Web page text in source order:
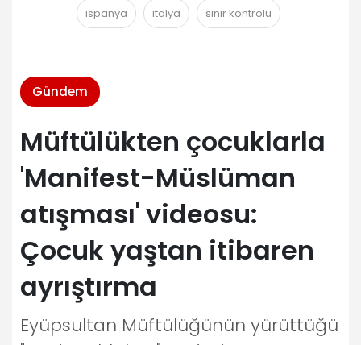
ispanya italya sınır kontrolü
Gündem
Müftülükten çocuklarla
'Manifest-Müslüman
atışması' videosu:
Çocuk yaştan itibaren
ayrıştırma
Eyüpsultan Müftülüğünün yürüttüğü